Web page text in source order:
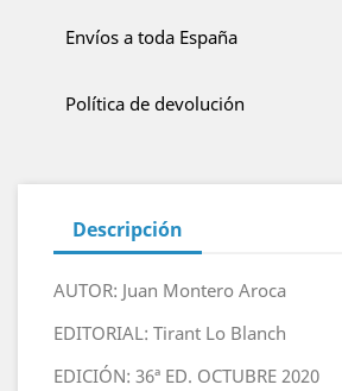
Envíos a toda España
Política de devolución
Descripción
AUTOR: Juan Montero Aroca
EDITORIAL: Tirant Lo Blanch
EDICIÓN: 36ª ED. OCTUBRE 2020